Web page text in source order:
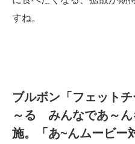
すね。
ブルボン「フェット
～る みんなであ～ん
施。「あ~んムービー